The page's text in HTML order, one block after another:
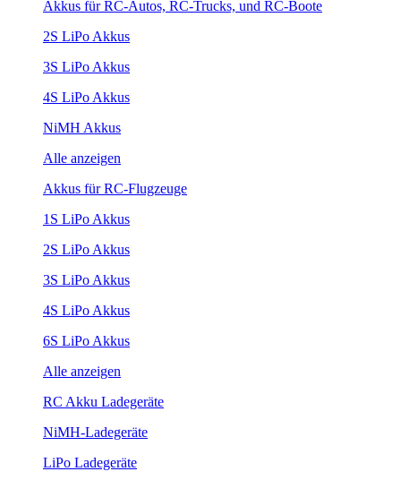
Akkus für RC-Autos, RC-Trucks, und RC-Boote
2S LiPo Akkus
3S LiPo Akkus
4S LiPo Akkus
NiMH Akkus
Alle anzeigen
Akkus für RC-Flugzeuge
1S LiPo Akkus
2S LiPo Akkus
3S LiPo Akkus
4S LiPo Akkus
6S LiPo Akkus
Alle anzeigen
RC Akku Ladegeräte
NiMH-Ladegeräte
LiPo Ladegeräte